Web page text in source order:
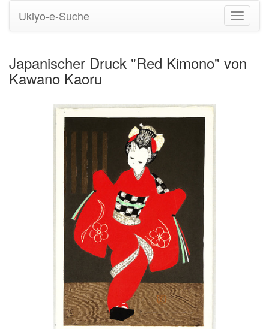
Ukiyo-e-Suche
Japanischer Druck "Red Kimono" von
Kawano Kaoru